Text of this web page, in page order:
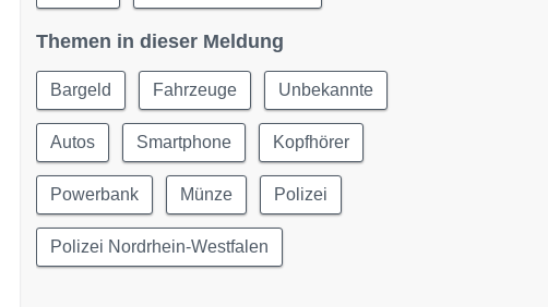
Themen in dieser Meldung
Bargeld Fahrzeuge Unbekannte
Autos Smartphone Kopfhörer
Powerbank Münze Polizei
Polizei Nordrhein-Westfalen